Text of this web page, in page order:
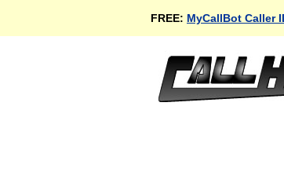
FREE: MyCallBot Caller